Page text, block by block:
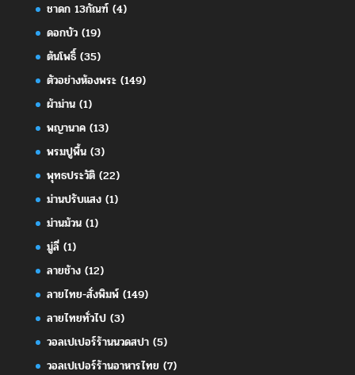
ชาดก 13กัณฑ์(4)
ดอกบัว(19)
ต้นโพธิ์(35)
ตัวอย่างห้องพระ(149)
ผ้าม่าน(1)
พญานาค(13)
พรมปูพื้น(3)
พุทธประวัติ(22)
ม่านปรับแสง(1)
ม่านม้วน(1)
มู่ลี่(1)
ลายช้าง(12)
ลายไทย-สั่งพิมพ์(149)
ลายไทยทั่วไป(3)
วอลเปเปอร์ร้านนวดสปา(5)
วอลเปเปอร์ร้านอาหารไทย (7)